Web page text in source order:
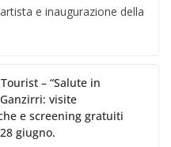
e inaugurazione della
– “Salute in
visite
e screening gratuiti
giugno.